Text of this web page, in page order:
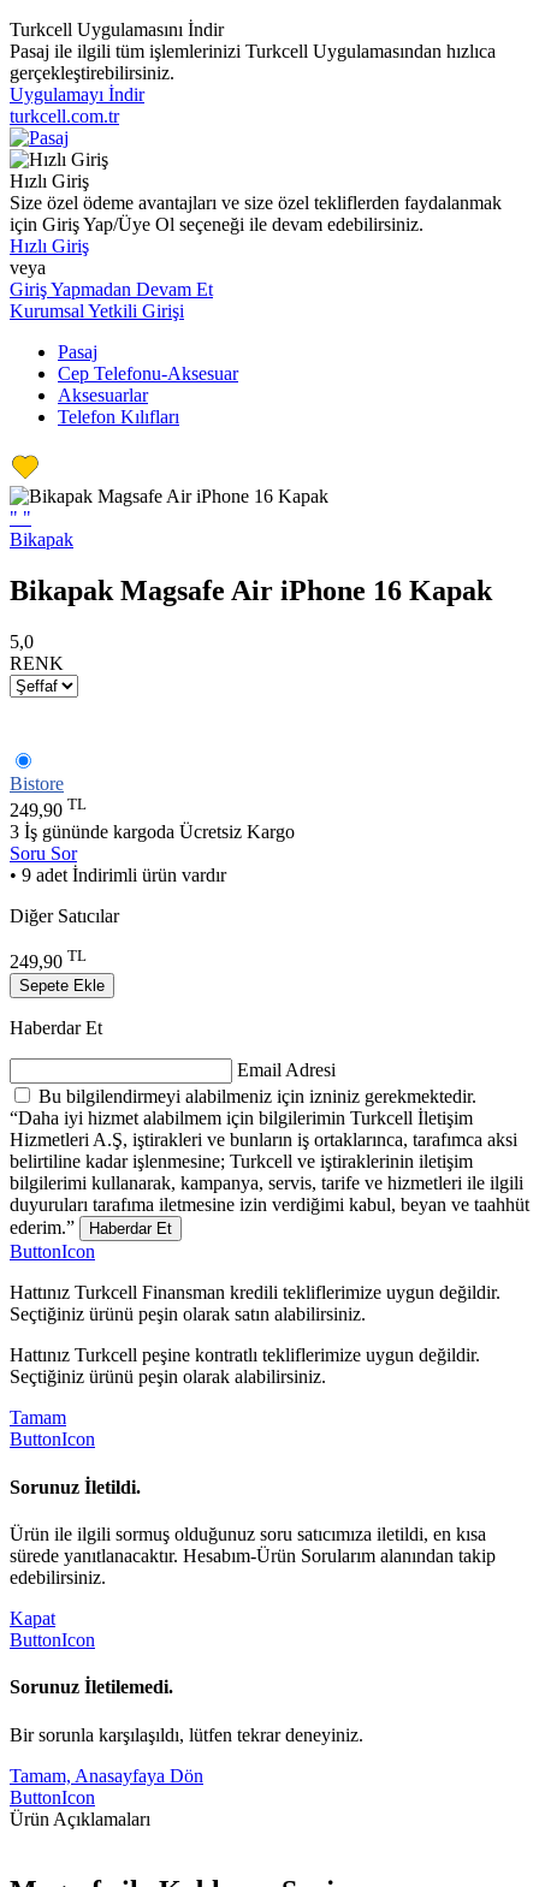
Turkcell Uygulamasını İndir
Pasaj ile ilgili tüm işlemlerinizi Turkcell Uygulamasından hızlıca
gerçekleştirebilirsiniz.
Uygulamayı İndir
turkcell.com.tr
Hızlı Giriş
Size özel ödeme avantajları ve size özel tekliflerden faydalanmak
için Giriş Yap/Üye Ol seçeneği ile devam edebilirsiniz.
Hızlı Giriş
veya
Giriş Yapmadan Devam Et
Kurumsal Yetkili Girişi
Pasaj
Cep Telefonu-Aksesuar
Aksesuarlar
Telefon Kılıfları
" "
Bikapak
Bikapak Magsafe Air iPhone 16 Kapak
5,0
RENK
Bistore
249,90 TL
3 İş gününde kargoda Ücretsiz Kargo
Soru Sor
• 9 adet İndirimli ürün vardır
Diğer Satıcılar
249,90 TL
Sepete Ekle
Haberdar Et
Email Adresi
Bu bilgilendirmeyi alabilmeniz için izniniz gerekmektedir.
“Daha iyi hizmet alabilmem için bilgilerimin Turkcell İletişim
Hizmetleri A.Ş, iştirakleri ve bunların iş ortaklarınca, tarafımca aksi
belirtiline kadar işlenmesine; Turkcell ve iştiraklerinin iletişim
bilgilerimi kullanarak, kampanya, servis, tarife ve hizmetleri ile ilgili
duyuruları tarafıma iletmesine izin verdiğimi kabul, beyan ve taahhüt
ederim.”
Haberdar Et
ButtonIcon
Hattınız Turkcell Finansman kredili tekliflerimize uygun değildir.
Seçtiğiniz ürünü peşin olarak satın alabilirsiniz.
Hattınız Turkcell peşine kontratlı tekliflerimize uygun değildir.
Seçtiğiniz ürünü peşin olarak alabilirsiniz.
Tamam
ButtonIcon
Sorunuz İletildi.
Ürün ile ilgili sormuş olduğunuz soru satıcımıza iletildi, en kısa
sürede yanıtlanacaktır. Hesabım-Ürün Sorularım alanından takip
edebilirsiniz.
Kapat
ButtonIcon
Sorunuz İletilemedi.
Bir sorunla karşılaşıldı, lütfen tekrar deneyiniz.
Tamam, Anasayfaya Dön
ButtonIcon
Ürün Açıklamaları